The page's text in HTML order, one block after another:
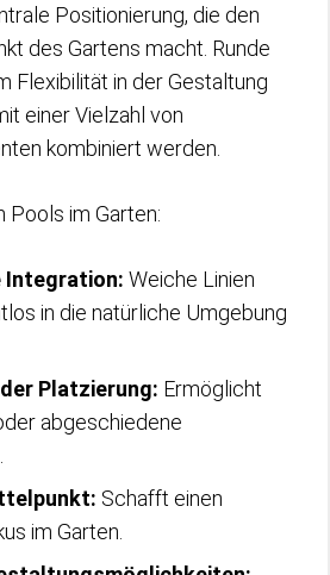
Positionierung, die den
des Gartens macht. Runde
Flexibilität in der Gestaltung
einer Vielzahl von
kombiniert werden.
Pools im Garten:
Integration: Weiche Linien
in die natürliche Umgebung
Platzierung: Ermöglicht
abgeschiedene
Schafft einen
im Garten.